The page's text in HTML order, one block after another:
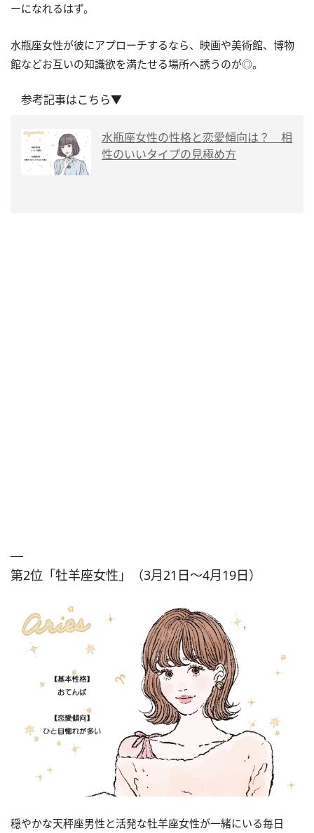
ーになれるはず。
水瓶座女性が彼にアプローチするなら、映画や美術館、博物
館などお互いの知識欲を満たせる場所へ誘うのが◎。
参考記事はこちら▼
水瓶座女性の性格と恋愛傾向は？ 相
性のいいタイプの見極め方
第2位「牡羊座女性」（3月21日～4月19日）
穏やかな天秤座男性と活発な牡羊座女性が一緒にいる毎日